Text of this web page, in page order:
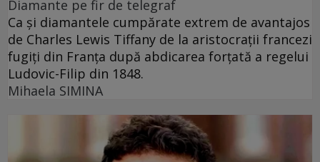
Diamante pe fir de telegraf
Ca și diamantele cumpărate extrem de avantajos
de Charles Lewis Tiffany de la aristocrații francezi
fugiți din Franța după abdicarea forțată a regelui
Ludovic-Filip din 1848.
Mihaela SIMINA